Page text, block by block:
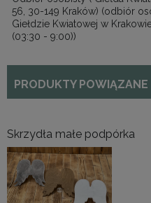
56, 30-149 Kraków) (odbiór
Giełdzie Kwiatowej w
(03:30 - 9:00))
PRODUKTY POWIĄZANE
Skrzydła małe podpórka